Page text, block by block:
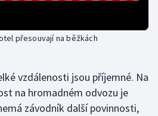
přesouvají na běžkách
vzdálenosti jsou příjemné. Na
na hromadném odvozu je
závodník další povinnosti,